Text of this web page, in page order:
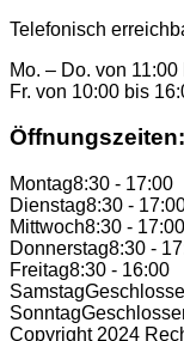
Telefonisch
Mo. – Do. von
Fr. von 10:00 bis
Öffnungszeiten:
Montag8:30 - 17:00
Dienstag8:30 -
Mittwoch8:30 - 17:00
Donnerstag8:30 -
Freitag8:30 - 16:00
Samstag
Sonntag
Copyright 2024